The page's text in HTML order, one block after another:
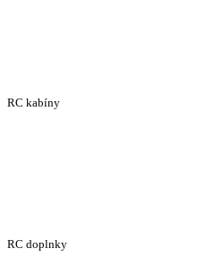
RC kabíny
RC doplnky